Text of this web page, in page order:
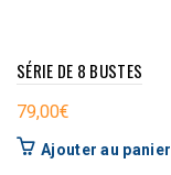
SÉRIE DE 8 BUSTES
79,00€
Ajouter au panier